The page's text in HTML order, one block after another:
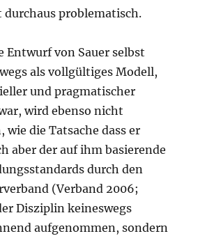
problematisch.
Entwurf von Sauer selbst
als vollgültiges Modell,
und pragmatischer
wird ebenso nicht
die Tatsache dass er
aber der auf ihm basierende
durch den
(Verband 2006;
Disziplin keineswegs
aufgenommen, sondern